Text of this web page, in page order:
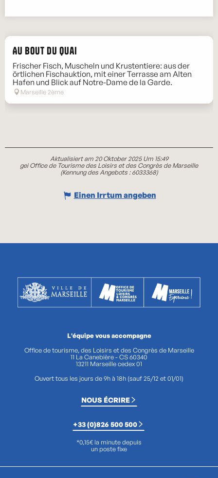
Au bout du quai
Frischer Fisch, Muscheln und Krustentiere: aus der
örtlichen Fischauktion, mit einer Terrasse am Alten
Hafen und Blick auf Notre-Dame de la Garde.
Marseille 2ème
Aktualisiert am 20 Oktober 2025 Um 15:49
gei Office de Tourisme des Loisirs et des Congrès de Marseille
(Kennung des Angebots :6033368)
Einen Irrtum angeben
L'équipe vous accompagne
Office de tourisme, des Loisirs et des Congrès de Marseille
11 La Canebière - CS 60340
13211 Marseille cedex 01
Ouvert tous les jours de 9h à 18h (sauf 25/12 et 01/01)
NOUS ÉCRIRE
+33 (0)826 500 500
*0,15€ la minute depuis
un poste fixe